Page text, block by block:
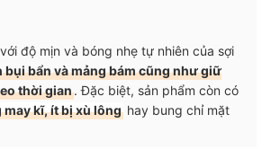
độ mịn và bóng nhẹ tự nhiên của sợi
bụi bẩn và mảng bám cũng như giữ
thời gian. Đặc biệt, sản phẩm còn có
kĩ, ít bị xù lông hay bung chỉ mặt